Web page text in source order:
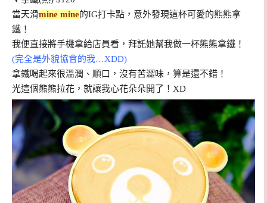
當天滑mine mine的IG打卡點，意外發現這杯可愛的熊熊拿
鐵！
我便直接將手機拿給店員看，拜託她幫我做一杯熊熊拿鐵！
(完全是外貌協會的我…XDD)
拿鐵喝起來很溫潤、順口，沒有苦澀味，算是還不錯！
光這個熊熊拉花，就讓我心花朵朵開了！XD